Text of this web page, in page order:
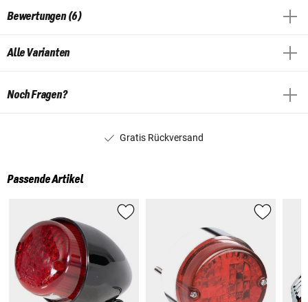
Bewertungen (6)
Alle Varianten
Noch Fragen?
Gratis Rückversand
Passende Artikel